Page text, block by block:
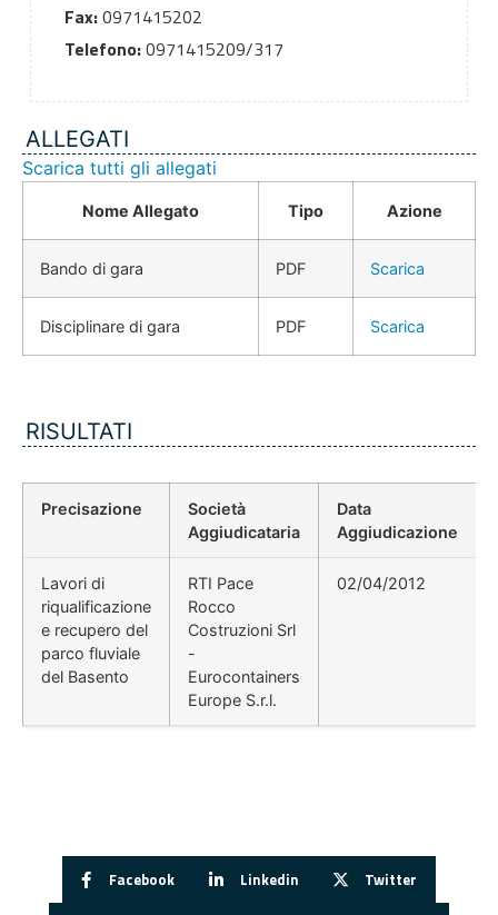
Fax:0971415202
Telefono:0971415209/317
ALLEGATI
Scarica tutti gli allegati
Nome Allegato Tipo Azione
Bando di gara PDF Scarica
Disciplinare di gara PDF Scarica
RISULTATI
Precisazione
Società
Aggiudicataria
Data
Aggiudicazione
Lavori di
riqualificazione
e recupero del
parco fluviale
del Basento
RTI Pace
Rocco
Costruzioni Srl
-
Eurocontainers
Europe S.r.l.
02/04/2012
Facebook Linkedin Twitter